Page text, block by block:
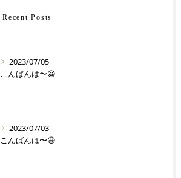
Recent Posts
2023/07/05
こんばんは〜😀
2023/07/03
こんばんは〜😀